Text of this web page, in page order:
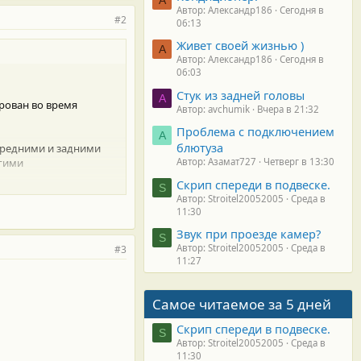
#2
во время
и задними
инсайдеры
оснащении — новая
системой
что синий и
литрового
#3
Автор: Александр186
Сегодня в
06:13
А Живет своей жизнью )
Автор: Александр186
Сегодня в
06:03
A Стук из задней головы
Автор: avchumik Вчера в 21:32
А
Проблема с подключением
блютуза
Автор: Азамат727 Четверг в 13:30
S Скрип спереди в подвеске.
Автор: Stroitel20052005
Среда в
11:30
S Звук при проезде камер?
Автор: Stroitel20052005
Среда в
11:27
Самое читаемое за 5 дней
S Скрип спереди в подвеске.
Автор: Stroitel20052005
Среда в
11:30